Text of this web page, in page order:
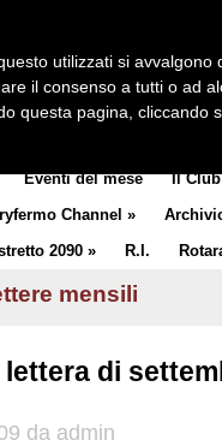
Eventi del mese Il Club
Channel »
2090 » R.I.
mensili
lettera di
da admin
utilizzati si
il consenso a tutti o ad
questa pagina, cliccando